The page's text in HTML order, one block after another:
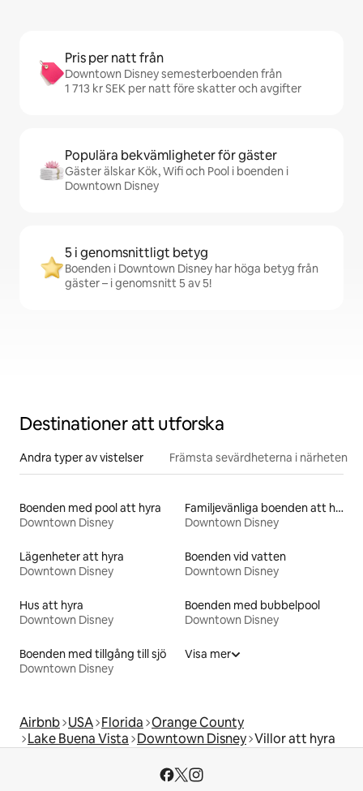
Pris per natt från
Downtown Disney semesterboenden från
1 713 kr SEK per natt före skatter och avgifter
Populära bekvämligheter för gäster
Gäster älskar Kök, Wifi och Pool i boenden i
Downtown Disney
5 i genomsnittligt betyg
Boenden i Downtown Disney har höga betyg från
gäster – i genomsnitt 5 av 5!
Destinationer att utforska
Andra typer av vistelser Främsta sevärdheterna i närheten
Boenden med pool att hyra
Downtown Disney
Familjevänliga boenden att hyra
Downtown Disney
Lägenheter att hyra
Downtown Disney
Boenden vid vatten
Downtown Disney
Hus att hyra
Downtown Disney
Boenden med bubbelpool
Downtown Disney
Boenden med tillgång till sjö
Downtown Disney
Visa mer
Airbnb USA Florida Orange County
Lake Buena Vista Downtown Disney Villor att hyra